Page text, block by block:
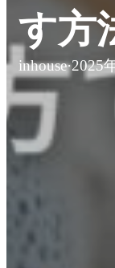
す方
inhouse·2025